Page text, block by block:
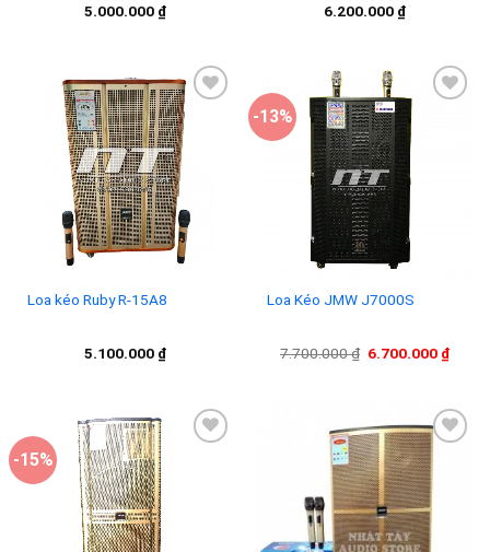
5.000.000 ₫ 6.200.000 ₫
Add to
wishlist
Loa kéo Ruby R-15A8
5.100.000 ₫
-13%
Loa Kéo JMW J7000S
7.700.000₫ Giá
6.700.000 ₫Giá
-15%
Add to
wishlist